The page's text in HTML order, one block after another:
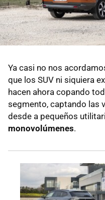
Ya casi no nos
que los SUV ni siquiera
hacen ahora copando
segmento, captando las
desde a pequeños
monovolúmenes.